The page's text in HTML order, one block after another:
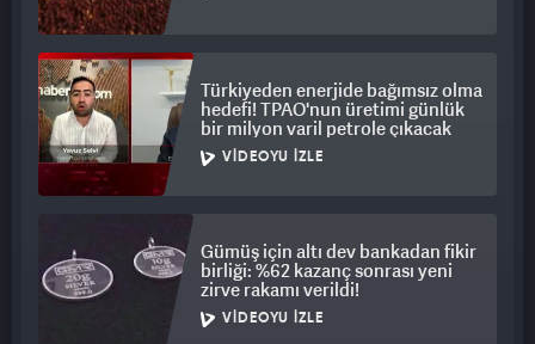
Türkiyeden enerjide bağımsız olma
hedefi! TPAO'nun üretimi günlük
bir milyon varil petrole çıkacak
VIDEOYU İZLE
Gümüş için altı dev bankadan fikir
birliği: %62 kazanç sonrası yeni
zirve rakamı verildi!
VIDEOYU İZLE